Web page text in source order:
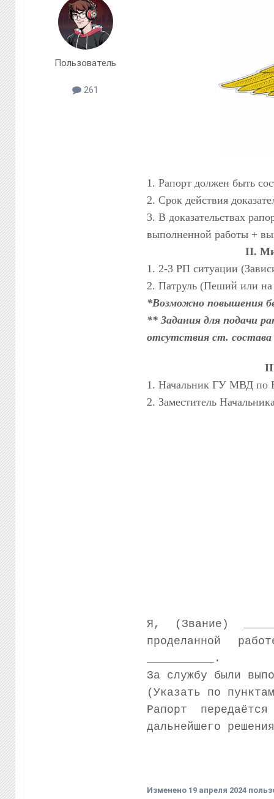
Пользователь
261
1. Рапорт должен быть
2. Срок действия
3. В доказательствах
выполненной работы +
II.
1. 2-3 РП ситуации
2. Патруль (Пеший или на
*Возможно повышения
** Задания для подачи
отсутствия ст.
1. Начальник ГУ МВД по
2. Заместитель
Я, (Звание)
проделанной
__________.
За службу были
(Указать по
Рапорт
дальнейшего
Изменено 19 апреля 2024